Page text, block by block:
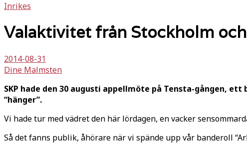
Inrikes
Valaktivitet från Stockholm
2014-08-31
Dine Malmsten
SKP hade den 30 augusti appellmöte på Tensta-gången,
“hänger”.
Vi hade tur med vädret den här lördagen, en vacker
Så det fanns publik, åhörare när vi spände upp vår banderoll